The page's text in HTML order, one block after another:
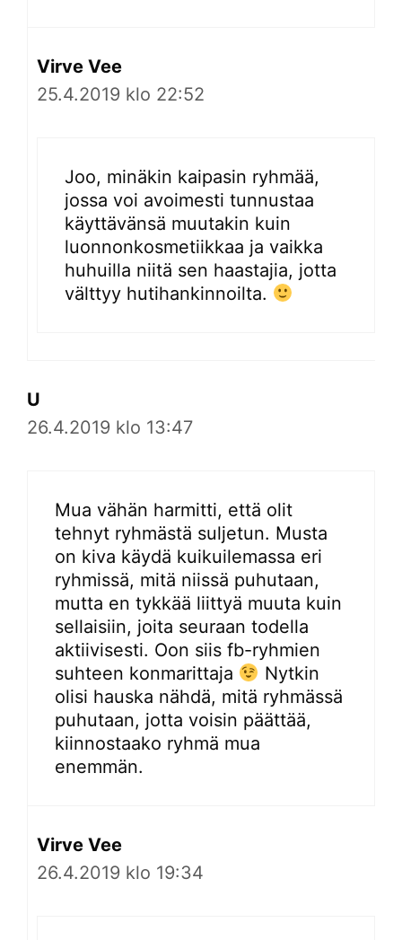
Virve Vee
25.4.2019 klo 22:52
Joo, minäkin kaipasin ryhmää,
jossa voi avoimesti tunnustaa
käyttävänsä muutakin kuin
luonnonkosmetiikkaa ja vaikka
huhuilla niitä sen haastajia, jotta
välttyy hutihankinnoilta.
U
26.4.2019 klo 13:47
Mua vähän harmitti, että olit
tehnyt ryhmästä suljetun. Musta
on kiva käydä kuikuilemassa eri
ryhmissä, mitä niissä puhutaan,
mutta en tykkää liittyä muuta kuin
sellaisiin, joita seuraan todella
aktiivisesti. Oon siis fb-ryhmien
suhteen konmarittaja
Nytkin
olisi hauska nähdä, mitä ryhmässä
puhutaan, jotta voisin päättää,
kiinnostaako ryhmä mua
enemmän.
Virve Vee
26.4.2019 klo 19:34